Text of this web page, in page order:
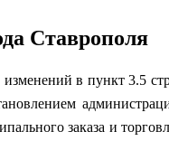
Ставрополя
в пункт 3.5
заказа и